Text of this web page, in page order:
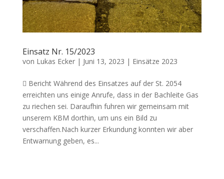
Einsatz Nr. 15/2023
von Lukas Ecker| Juni 13, 2023 | Einsätze 2023
 Bericht Während des Einsatzes auf der St. 2054
erreichten uns einige Anrufe, dass in der Bachleite Gas
zu riechen sei. Daraufhin fuhren wir gemeinsam mit
unserem KBM dorthin, um uns ein Bild zu
verschaffen.Nach kurzer Erkundung konnten wir aber
Entwarnung geben, es...